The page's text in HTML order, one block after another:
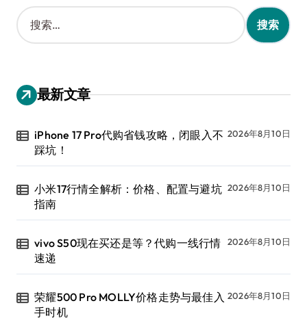
搜
索
：
最新文章
iPhone 17 Pro代购省钱攻略，闭眼入不
踩坑！
2026年8月10日
小米17行情全解析：价格、配置与避坑
指南
2026年8月10日
vivo S50现在买还是等？代购一线行情
速递
2026年8月10日
荣耀500 Pro MOLLY价格走势与最佳入
手时机
2026年8月10日